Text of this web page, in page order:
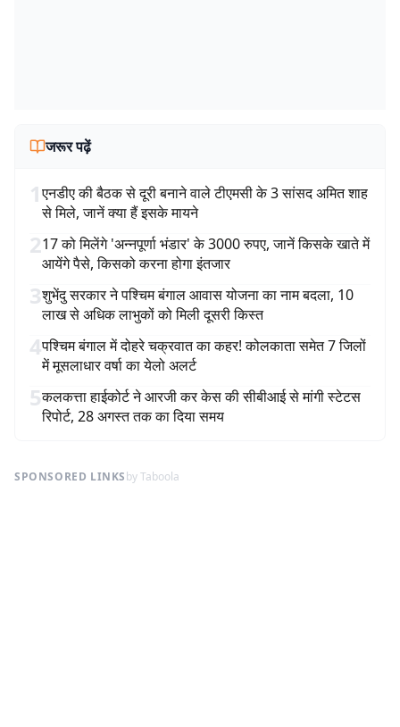
जरूर पढ़ें
1एनडीए की बैठक से दूरी बनाने वाले टीएमसी के 3 सांसद अमित शाह
से मिले, जानें क्या हैं इसके मायने
217 को मिलेंगे 'अन्नपूर्णा भंडार' के 3000 रुपए, जानें किसके खाते में
आयेंगे पैसे, किसको करना होगा इंतजार
3शुभेंदु सरकार ने पश्चिम बंगाल आवास योजना का नाम बदला, 10
लाख से अधिक लाभुकों को मिली दूसरी किस्त
4पश्चिम बंगाल में दोहरे चक्रवात का कहर! कोलकाता समेत 7 जिलों
में मूसलाधार वर्षा का येलो अलर्ट
5कलकत्ता हाईकोर्ट ने आरजी कर केस की सीबीआई से मांगी स्टेटस
रिपोर्ट, 28 अगस्त तक का दिया समय
SPONSORED LINKSby Taboola